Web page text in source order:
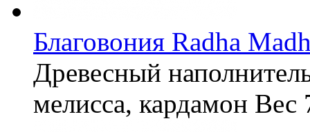
Благовония Radha
Древесный
мелисса, кардамон Вес